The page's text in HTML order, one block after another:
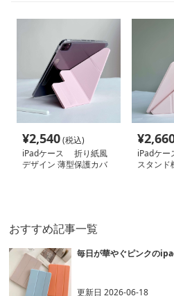
¥2,540(税込)
iPadケース 折り紙風
デザイン 薄型保護カバ
¥
iPadケ
スタンド
おすすめ記事一覧
毎日が華やぐピンクの
更新日2026-06-18